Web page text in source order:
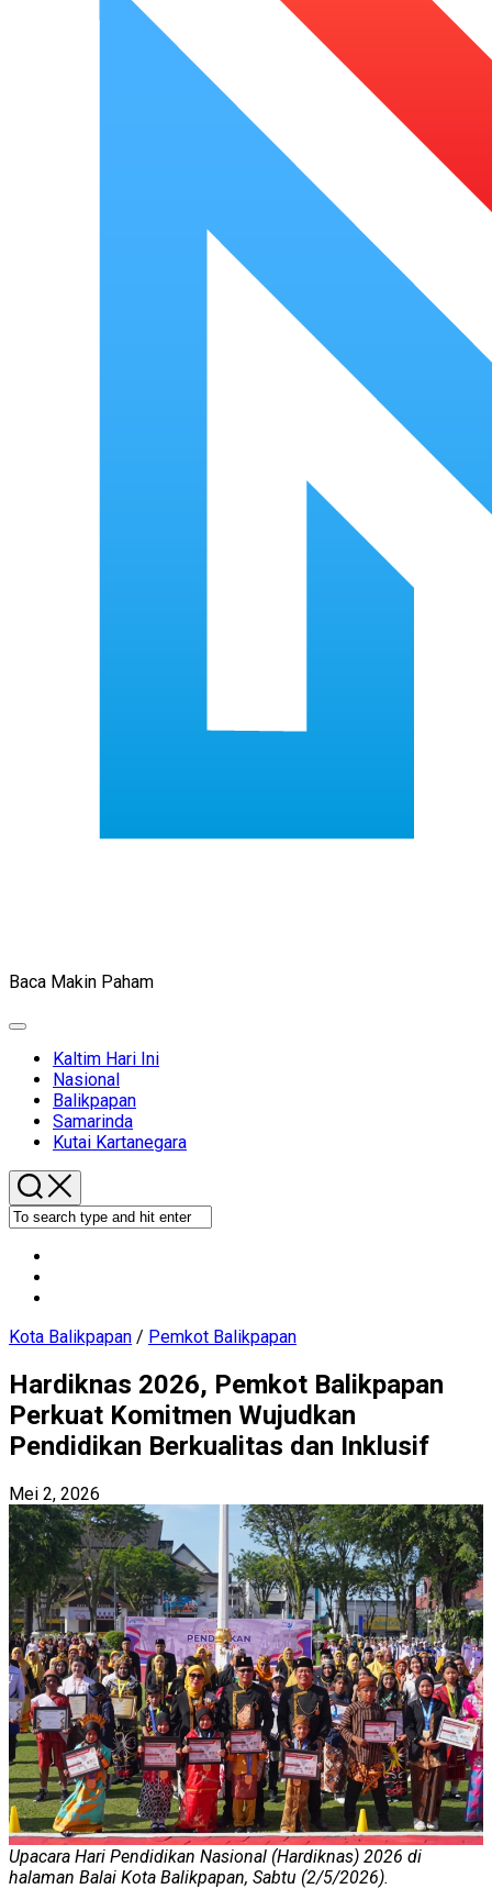
Baca Makin Paham
Expand
Kaltim Hari Ini
Nasional
Current
Page
Parent
Balikpapan
Samarinda
Kutai Kartanegara
Kota Balikpapan / Pemkot Balikpapan
Hardiknas 2026, Pemkot Balikpapan
Perkuat Komitmen Wujudkan
Pendidikan Berkualitas dan Inklusif
Mei 2, 2026
Upacara Hari Pendidikan Nasional (Hardiknas) 2026 di
halaman Balai Kota Balikpapan, Sabtu (2/5/2026).